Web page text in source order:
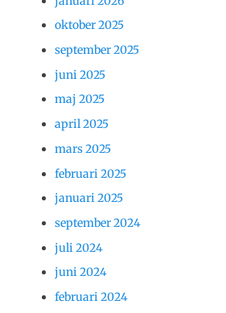
oktober 2025
september 2025
juni 2025
maj 2025
april 2025
mars 2025
februari 2025
januari 2025
september 2024
juli 2024
juni 2024
februari 2024